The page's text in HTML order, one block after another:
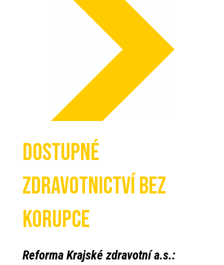
Dostupné
zdravotnictví bez
korupce
Reforma Krajské zdravotní a.s.: